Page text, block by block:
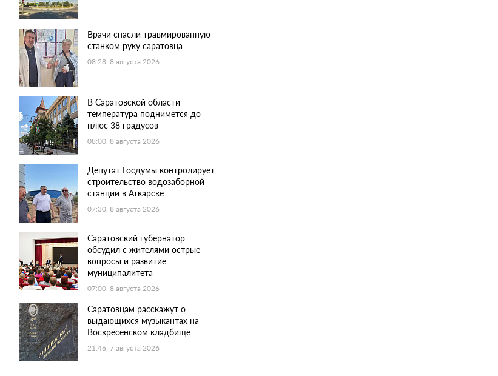
Врачи спасли травмированную
станком руку саратовца
08:28, 8 августа 2026
В Саратовской области
температура поднимется до
плюс 38 градусов
08:00, 8 августа 2026
Депутат Госдумы контролирует
строительство водозаборной
станции в Аткарске
07:30, 8 августа 2026
Саратовский губернатор
обсудил с жителями острые
вопросы и развитие
муниципалитета
07:00, 8 августа 2026
Саратовцам расскажут о
выдающихся музыкантах на
Воскресенском кладбище
21:46, 7 августа 2026